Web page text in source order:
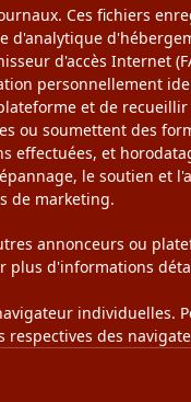
Ces fichiers
d'accès Internet
personnellement
et de
ou soumettent des
effectuées, et
le soutien et
de marketing.
annonceurs ou
d'informations
des